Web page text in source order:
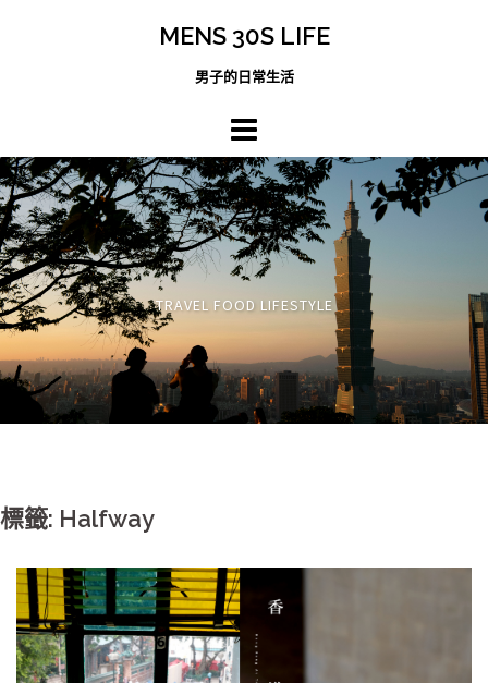
MENS 30S LIFE
男子的日常生活
TRAVEL FOOD LIFESTYLE
標籤: Halfway